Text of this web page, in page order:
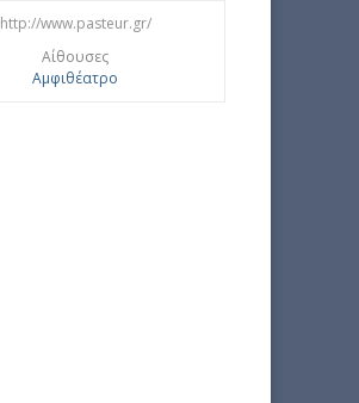
http://www.pasteur.gr/
Αίθουσες
Αμφιθέατρο